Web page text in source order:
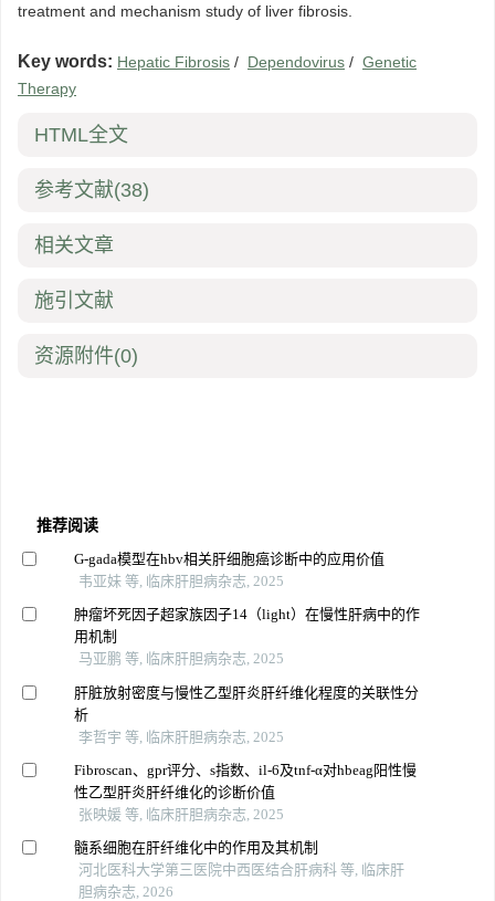
treatment and mechanism study of liver fibrosis.
Key words: Hepatic Fibrosis / Dependovirus / Genetic
Therapy
HTML全文
参考文献(38)
相关文章
施引文献
资源附件(0)
推荐阅读
G-gada模型在hbv相关肝细胞癌诊断中的应用价值
韦亚妹 等, 临床肝胆病杂志, 2025
肿瘤坏死因子超家族因子14（light）在慢性肝病中的作
用机制
马亚鹏 等, 临床肝胆病杂志, 2025
肝脏放射密度与慢性乙型肝炎肝纤维化程度的关联性分
析
李哲宇 等, 临床肝胆病杂志, 2025
Fibroscan、gpr评分、s指数、il-6及tnf-α对hbeag阳性慢
性乙型肝炎肝纤维化的诊断价值
张映媛 等, 临床肝胆病杂志, 2025
髓系细胞在肝纤维化中的作用及其机制
河北医科大学第三医院中西医结合肝病科 等, 临床肝
胆病杂志, 2026